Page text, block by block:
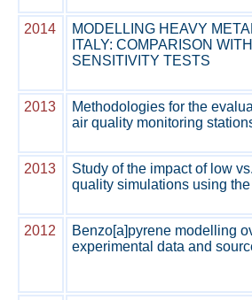
2014
MODELLING HEAVY
ITALY: COMPARISON
SENSITIVITY TESTS
2013
Methodologies for the
air quality monitoring
2013
Study of the impact of low
quality simulations using
2012
Benzo[a]pyrene modelling
experimental data and